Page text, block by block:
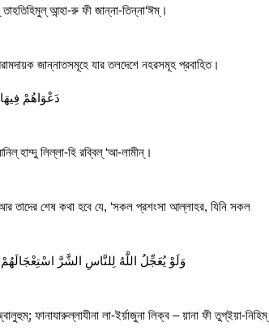
আন্হা-রু ফী জান্না-তিন্না‘ঈম্।
জান্নাতসমূহে যার তলদেশে নহরসমূহ প্রবাহিত।
دَعْوَاهُمْ
হাম্দু লিল্লা-হি রব্বিল্ ‘আ-লামীন্।
আর তাদের শেষ কথা হবে যে, ‘সকল প্রশংসা আল্লাহর, যিনি সকল
وَلَوْ يُعَجِّلُ اللَّهُ لِلنَّاسِ الشَّرَّ اسْتِعْجَالَهُمْ
ফানাযারুল্লাযীনা লা-ইর্য়াজুনা লিক্ব – য়ানা ফী তুগ্ইয়া-নিহিম্